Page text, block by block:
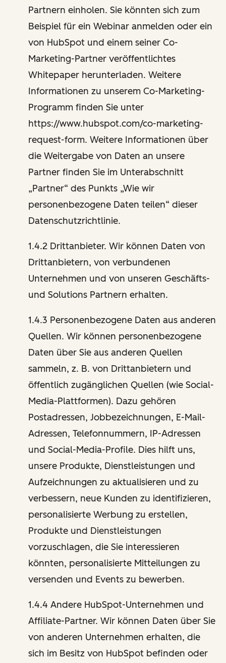
Partnern einholen. Sie könnten sich zum
Beispiel für ein Webinar anmelden oder ein
von HubSpot und einem seiner Co-
Marketing-Partner veröffentlichtes
Whitepaper herunterladen. Weitere
Informationen zu unserem Co-Marketing-
Programm finden Sie unter
https://www.hubspot.com/co-marketing-
request-form. Weitere Informationen über
die Weitergabe von Daten an unsere
Partner finden Sie im Unterabschnitt
„Partner“ des Punkts „Wie wir
personenbezogene Daten teilen“ dieser
Datenschutzrichtlinie.
1.4.2 Drittanbieter. Wir können Daten von
Drittanbietern, von verbundenen
Unternehmen und von unseren Geschäfts-
und Solutions Partnern erhalten.
1.4.3 Personenbezogene Daten aus anderen
Quellen. Wir können personenbezogene
Daten über Sie aus anderen Quellen
sammeln, z. B. von Drittanbietern und
öffentlich zugänglichen Quellen (wie Social-
Media-Plattformen). Dazu gehören
Postadressen, Jobbezeichnungen, E-Mail-
Adressen, Telefonnummern, IP-Adressen
und Social-Media-Profile. Dies hilft uns,
unsere Produkte, Dienstleistungen und
Aufzeichnungen zu aktualisieren und zu
verbessern, neue Kunden zu identifizieren,
personalisierte Werbung zu erstellen,
Produkte und Dienstleistungen
vorzuschlagen, die Sie interessieren
könnten, personalisierte Mitteilungen zu
versenden und Events zu bewerben.
1.4.4 Andere HubSpot-Unternehmen und
Affiliate-Partner. Wir können Daten über Sie
von anderen Unternehmen erhalten, die
sich im Besitz von HubSpot befinden oder